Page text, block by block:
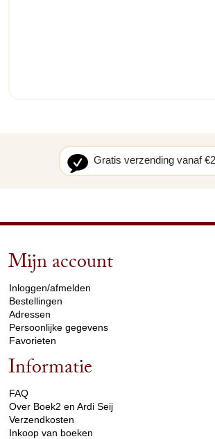
Gratis verzending vanaf
Mijn account
Inloggen/afmelden
Bestellingen
Adressen
Persoonlijke gegevens
Favorieten
Informatie
FAQ
Over Boek2 en Ardi Seij
Verzendkosten
Inkoop van boeken